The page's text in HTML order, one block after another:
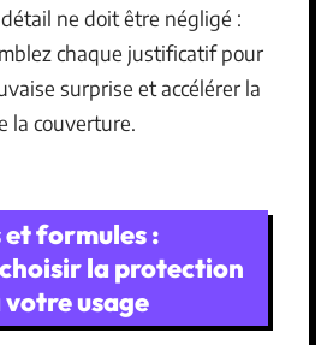
ne doit être négligé :
chaque justificatif pour
surprise et accélérer la
la couverture.
formules :
la protection
usage